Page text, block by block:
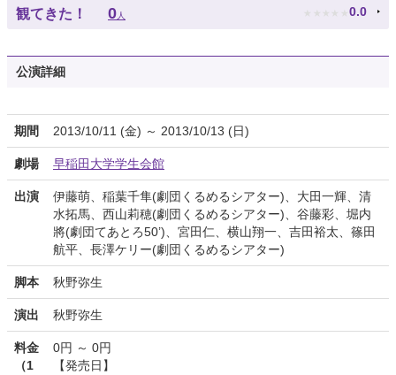
観てきた！ 0人 ★ ★ ★ ★ ★ 0.0
公演詳細
期間 2013/10/11 (金) ～ 2013/10/13 (日)
劇場 早稲田大学学生会館
出演
伊藤萌、稲葉千隼(劇団くるめるシアター)、大田一輝、清
水拓馬、西山莉穂(劇団くるめるシアター)、谷藤彩、堀内
將(劇団てあとろ50’)、宮田仁、横山翔一、吉田裕太、篠田
航平、長澤ケリー(劇団くるめるシアター)
脚本 秋野弥生
演出 秋野弥生
料金
（1
0円 ～ 0円
【発売日】